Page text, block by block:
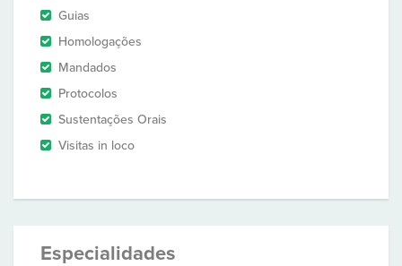
Guias
Homologações
Mandados
Protocolos
Sustentações Orais
Visitas in loco
Especialidades